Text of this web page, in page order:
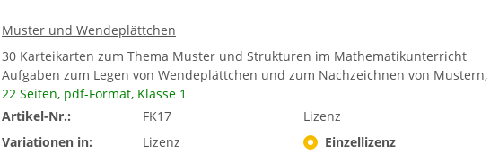
Muster und Wendeplättchen
30 Karteikarten zum Thema Muster und Strukturen im Mathematikunterricht
Aufgaben zum Legen von Wendeplättchen und zum Nachzeichnen von
22 Seiten, pdf-Format, Klasse 1
Artikel-Nr.:
FK17
Variationen in:
Lizenz
Lizenz
Einzellizenz